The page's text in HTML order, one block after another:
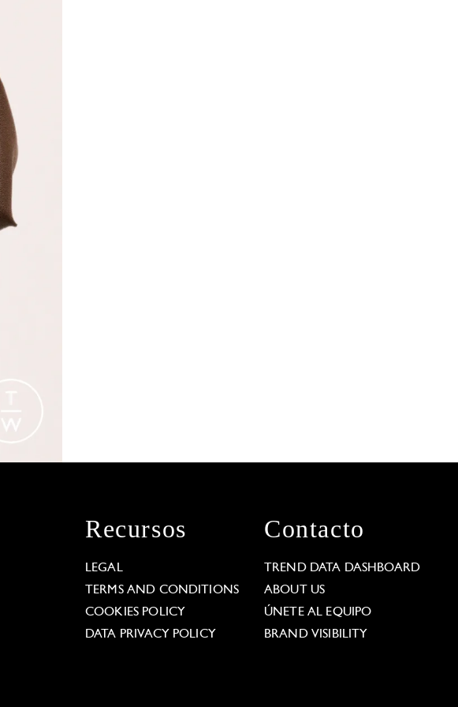
Recursos
LEGAL
TERMS AND CONDITIONS
COOKIES POLICY
DATA PRIVACY POLICY
Contacto
TREND DATA DASHBOARD
ABOUT US
ÚNETE AL EQUIPO
BRAND VISIBILITY